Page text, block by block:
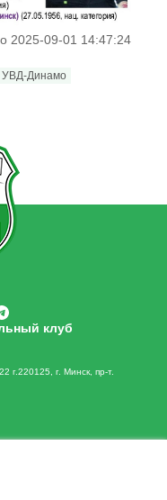
2025-09-01 14:47:24
УВД-Динамо
клуб
г.220125, г. Минск, пр-т.